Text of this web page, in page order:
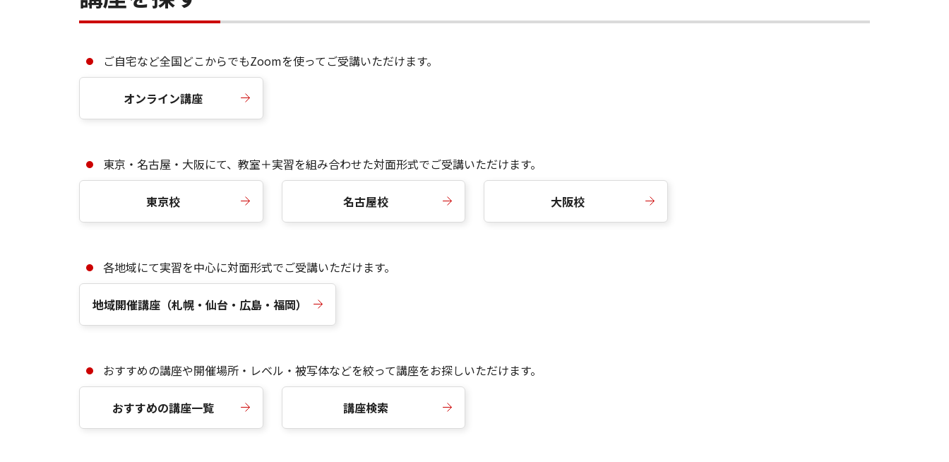
ご自宅など全国どこからでもZoomを使ってご受講いただけます。
オンライン講座
東京・名古屋・大阪にて、教室＋実習を組み合わせた対面形式でご受講いただけます。
東京校 名古屋校 大阪校
各地域にて実習を中心に対面形式でご受講いただけます。
地域開催講座（札幌・仙台・広島・福岡）
おすすめの講座や開催場所・レベル・被写体などを絞って講座をお探しいただけます。
おすすめの講座一覧 講座検索